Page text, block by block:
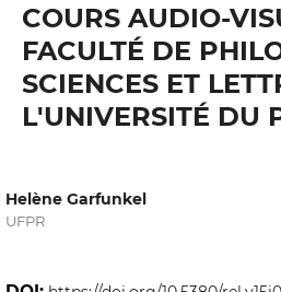
COURS AUDIO-
FACULTÉ DE
SCIENCES ET
L'UNIVERSITÉ DU
Helène Garfunkel
UFPR